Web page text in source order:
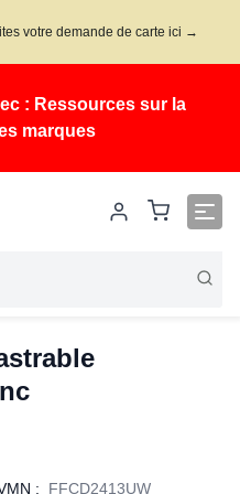
votre demande de carte ici →
: Ressources sur la
marques
: FFCD2413UW